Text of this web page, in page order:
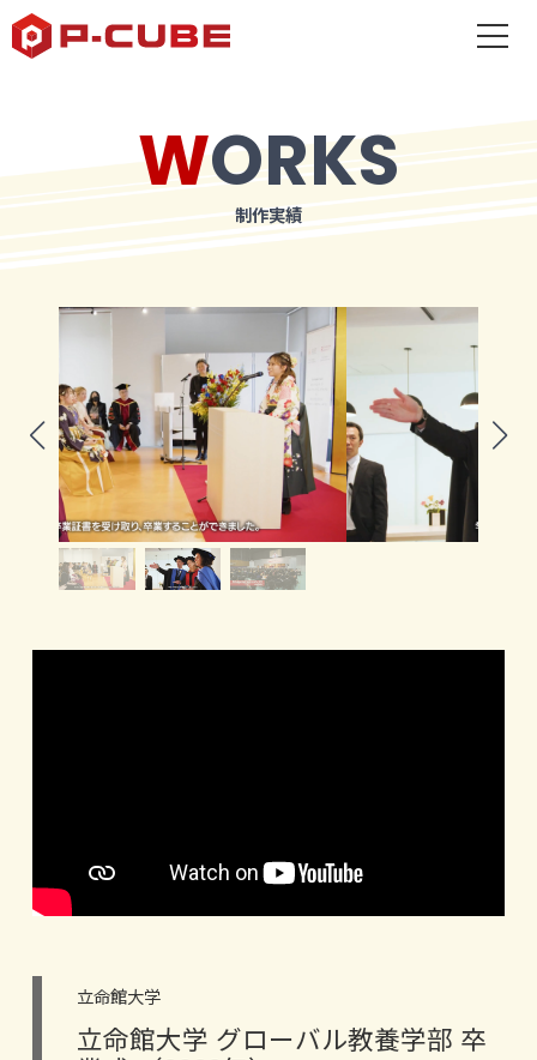
WORKS
制作実績
立命館大学
立命館大学 グローバル教養学部 卒